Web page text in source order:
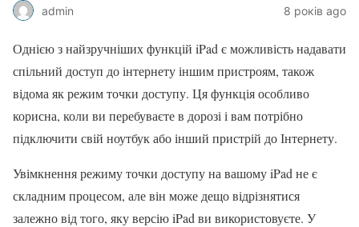
admin 8 років ago
Однією з найзручніших функцій iPad є можливість надавати
спільний доступ до інтернету іншим пристроям, також
відома як режим точки доступу. Ця функція особливо
корисна, коли ви перебуваєте в дорозі і вам потрібно
підключити свій ноутбук або інший пристрій до Інтернету.
Увімкнення режиму точки доступу на вашому iPad не є
складним процесом, але він може дещо відрізнятися
залежно від того, яку версію iPad ви використовуєте. У